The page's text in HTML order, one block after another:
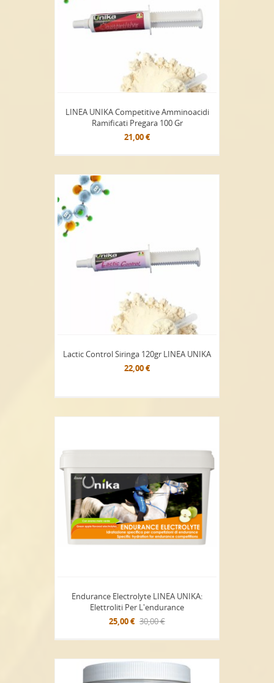
LINEA UNIKA Competitive Amminoacidi
Ramificati Pregara 100 Gr
21,00 €
Lactic Control Siringa 120gr LINEA UNIKA
22,00 €
Endurance Electrolyte LINEA UNIKA:
Elettroliti Per L'endurance
25,00 € 30,00 €